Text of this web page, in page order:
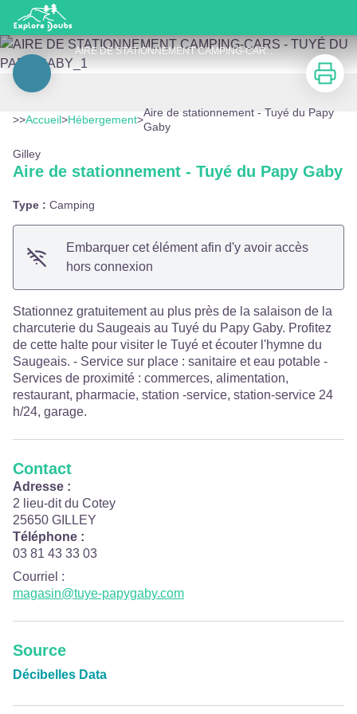
Aire de stationnement - Tuyé du Papy Gaby
AIRE DE STATIONNEMENT CAMPING-CARS - TUYÉ DU PAPY GABY_1 - AIRE DE STATIONNEMENT CAMPING-CARS - TUYÉ DU PAPY GABY
Imprimer
>>Accueil>Hébergement>
Aire de stationnement - Tuyé du Papy
Gaby
Gilley
Aire de stationnement - Tuyé du Papy Gaby
Type : Camping
Embarquer cet élément afin d'y avoir accès
hors connexion
Stationnez gratuitement au plus près de la salaison de la
charcuterie du Saugeais au Tuyé du Papy Gaby. Profitez
de cette halte pour visiter le Tuyé et écouter l'hymne du
Saugeais. - Service sur place : sanitaire et eau potable -
Services de proximité : commerces, alimentation,
restaurant, pharmacie, station -service, station-service 24
h/24, garage.
Contact
Adresse :
2 lieu-dit du Cotey
25650 GILLEY
Téléphone :
03 81 43 33 03
Courriel :
magasin@tuye-papygaby.com
Source
Décibelles Data